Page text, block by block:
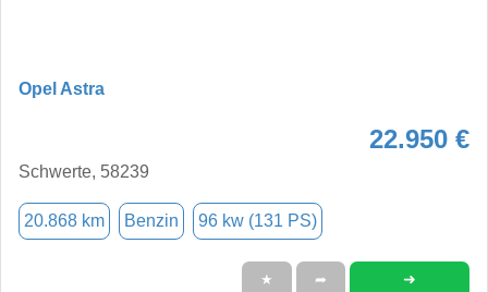
Opel Astra
22.950 €
Schwerte, 58239
20.868 km Benzin 96 kw (131 PS)
★ ➦ ➜